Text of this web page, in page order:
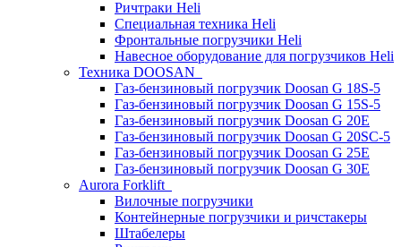
Ричтраки Heli
Специальная техника Heli
Фронтальные погрузчики Heli
Навесное оборудование для погрузчиков Heli
Техника DOOSAN
Газ-бензиновый погрузчик Doosan G 18S-5
Газ-бензиновый погрузчик Doosan G 15S-5
Газ-бензиновый погрузчик Doosan G 20E
Газ-бензиновый погрузчик Doosan G 20SC-5
Газ-бензиновый погрузчик Doosan G 25E
Газ-бензиновый погрузчик Doosan G 30E
Aurora Forklift
Вилочные погрузчики
Контейнерные погрузчики и ричстакеры
Штабелеры